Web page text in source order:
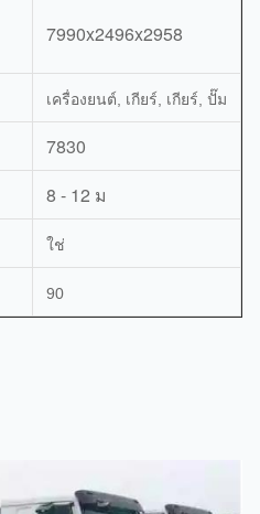
7990x2496x2958
เครื่องยนต์, เกียร์, เกียร์, ปั๊ม
7830
8 - 12 ม
ใช่
90